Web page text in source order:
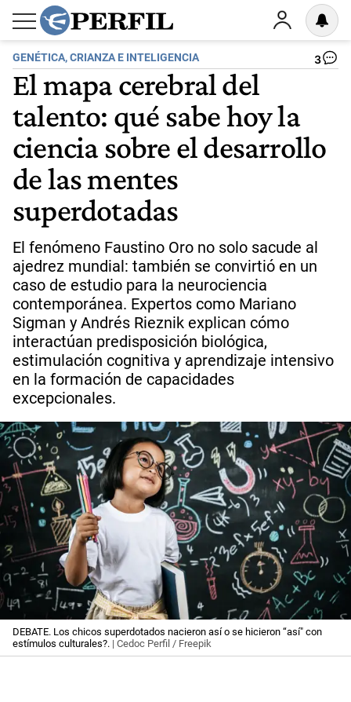
GENÉTICA, CRIANZA E INTELIGENCIA 3
El mapa cerebral del
talento: qué sabe hoy la
ciencia sobre el desarrollo
de las mentes
superdotadas
El fenómeno Faustino Oro no solo sacude al
ajedrez mundial: también se convirtió en un
caso de estudio para la neurociencia
contemporánea. Expertos como Mariano
Sigman y Andrés Rieznik explican cómo
interactúan predisposición biológica,
estimulación cognitiva y aprendizaje intensivo
en la formación de capacidades
excepcionales.
DEBATE. Los chicos superdotados nacieron así o se hicieron “así" con
estímulos culturales?. | Cedoc Perfil / Freepik